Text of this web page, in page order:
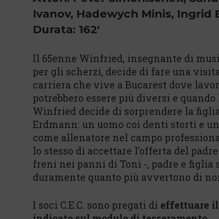
Ivanov, Hadewych Minis,
Durata: 162'
Il 65enne Winfried, insegnante di
per gli scherzi, decide di fare una
carriera che vive a Bucarest dove
potrebbero essere più diversi e
Winfried decide di sorprendere la
Erdmann: un uomo coi denti storti e
come allenatore nel campo
lo stesso di accettare l’offerta del
freni nei panni di Toni -, padre e
duramente quanto più avvertono di
I soci C.E.C. sono pregati di effettuare